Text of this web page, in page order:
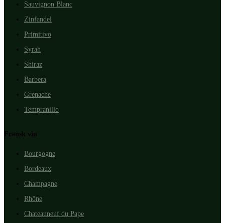
Sauvignon Blanc
Zinfandel
Primitivo
Syrah
Shiraz
Barbera
Grenache
Tempranillo
Fransk vin
Bourgogne
Bordeaux
Champagne
Rhône
Chateauneuf du Pape